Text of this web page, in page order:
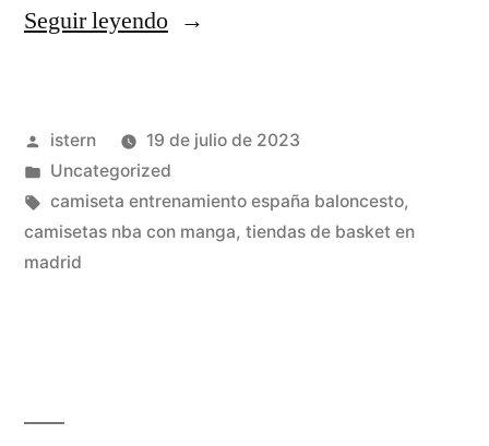
Seguir leyendo«Guía
2023:
Equipos,
Jugadores
Publicado
por
istern
19 de julio de 2023
Publicado
en
Uncategorized
Etiquetas:
camiseta entrenamiento españa baloncesto,
camisetas nba con manga, tiendas de basket en
madrid